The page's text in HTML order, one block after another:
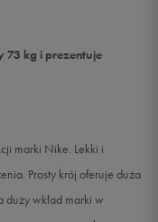
73 kg i prezentuje
marki Nike. Lekki i
Prosty krój oferuje duża
duży wkład marki w